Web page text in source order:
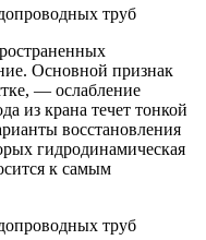
Основной признак
— ослабление
из крана течет тонкой
восстановления
гидродинамическая
к самым